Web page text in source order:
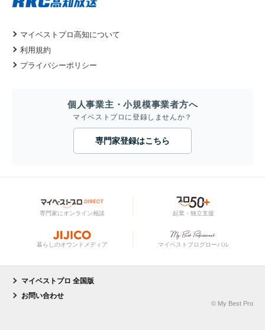
マイベストプロ高知について
利用規約
プライバシーポリシー
個人事業主・小規模事業者方へ
マイベストプロに登録しませんか？
専門家登録はこちら
専門家にオンライン相談 起業・独立支援
暮らしのオウンドメディア マイベストプログローバル
マイベストプロ 全国版
お問い合わせ
© My Best Pro